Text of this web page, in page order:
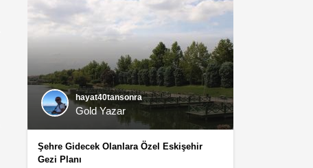
hayat40tansonra
Gold Yazar
Şehre Gidecek Olanlara Özel Eskişehir
Gezi Planı